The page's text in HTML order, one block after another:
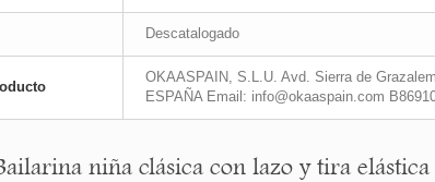
Descatalogado
OKAASPAIN, S.L.U. Avd. Sierra de
ESPAÑA Email: info@okaaspain.com
niña clásica con lazo y tira elástica